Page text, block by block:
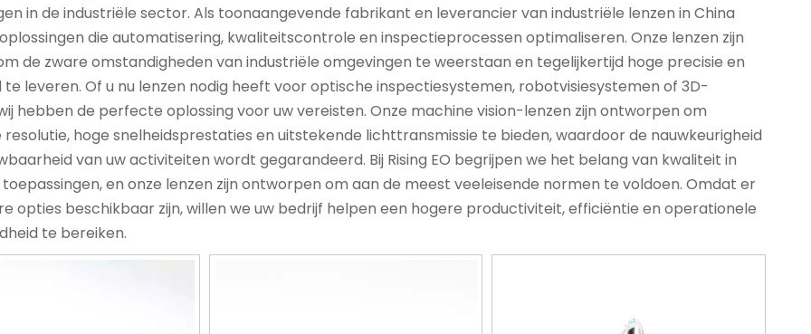
in de industriële sector. Als toonaangevende fabrikant en leverancier van industriële lenzen in China
die automatisering, kwaliteitscontrole en inspectieprocessen optimaliseren. Onze lenzen zijn
de zware omstandigheden van industriële omgevingen te weerstaan ​​en tegelijkertijd hoge precisie en
te leveren. Of u nu lenzen nodig heeft voor optische inspectiesystemen, robotvisiesystemen of 3D-
hebben de perfecte oplossing voor uw vereisten. Onze machine vision-lenzen zijn ontworpen om
resolutie, hoge snelheidsprestaties en uitstekende lichttransmissie te bieden, waardoor de nauwkeurigheid
van uw activiteiten wordt gegarandeerd. Bij Rising EO begrijpen we het belang van kwaliteit in
en onze lenzen zijn ontworpen om aan de meest veeleisende normen te voldoen. Omdat er
opties beschikbaar zijn, willen we uw bedrijf helpen een hogere productiviteit, efficiëntie en operationele
te bereiken.